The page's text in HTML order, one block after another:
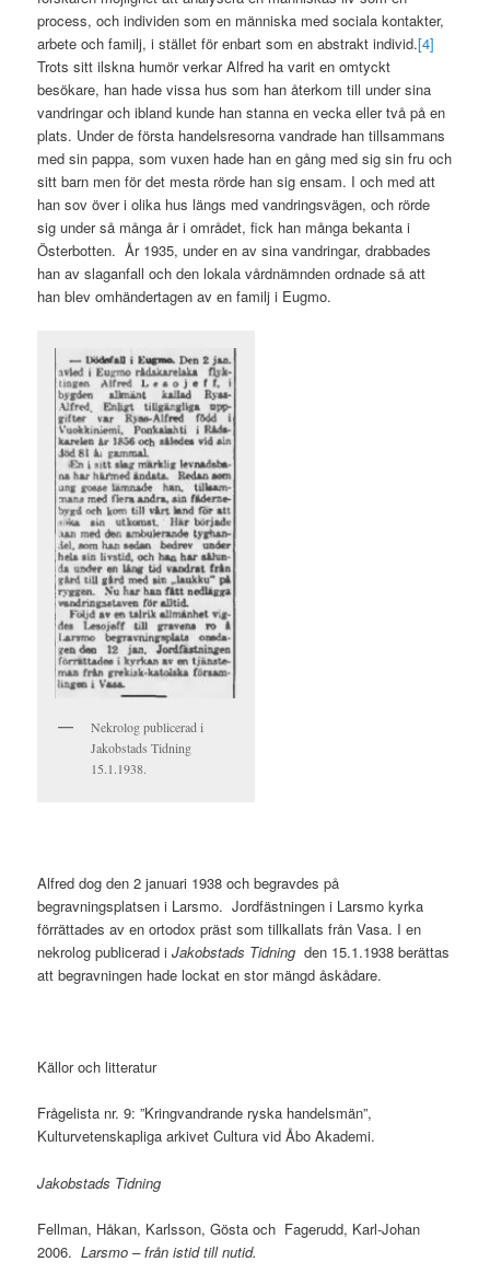
process, och individen som en människa med sociala kontakter,
arbete och familj, i stället för enbart som en abstrakt individ.[4]
Trots sitt ilskna humör verkar Alfred ha varit en omtyckt
besökare, han hade vissa hus som han återkom till under sina
vandringar och ibland kunde han stanna en vecka eller två på en
plats. Under de första handelsresorna vandrade han tillsammans
med sin pappa, som vuxen hade han en gång med sig sin fru och
sitt barn men för det mesta rörde han sig ensam. I och med att
han sov över i olika hus längs med vandringsvägen, och rörde
sig under så många år i området, fick han många bekanta i
Österbotten. År 1935, under en av sina vandringar, drabbades
han av slaganfall och den lokala vårdnämnden ordnade så att
han blev omhändertagen av en familj i Eugmo.
Nekrolog publicerad i
Jakobstads Tidning
15.1.1938.
Alfred dog den 2 januari 1938 och begravdes på
begravningsplatsen i Larsmo. Jordfästningen i Larsmo kyrka
förrättades av en ortodox präst som tillkallats från Vasa. I en
nekrolog publicerad iJakobstads Tidning den 15.1.1938 berättas
att begravningen hade lockat en stor mängd åskådare.
Källor och litteratur
Frågelista nr. 9: ”Kringvandrande ryska handelsmän”,
Kulturvetenskapliga arkivet Cultura vid Åbo Akademi.
Jakobstads Tidning
Fellman, Håkan, Karlsson, Gösta och Fagerudd, Karl-Johan
2006.Larsmo – från istid till nutid.